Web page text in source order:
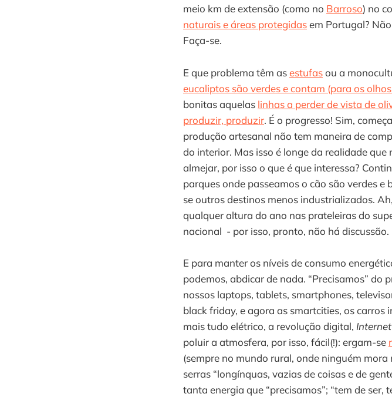
meio km de extensão (como no Barroso) no
naturais e áreas protegidasem Portugal?
Faça-se.
E que problema têm asestufasou a
eucaliptos são verdes e contam (para os
bonitas aquelas linhas a perder de vista de
produzir, produzir. É o progresso! Sim,
produção artesanal não tem maneira de
do interior. Mas isso é longe da realidade
almejar, por isso o que é que interessa?
parques onde passeamos o cão são verdes
se outros destinos menos industrializados.
qualquer altura do ano nas prateleiras do
nacional - por isso, pronto, não há discussão.
E para manter os níveis de consumo
podemos, abdicar de nada. “Precisamos” do
nossos laptops, tablets, smartphones,
black friday, e agora as smartcities, os carros
mais tudo elétrico, a revolução digital,
poluir a atmosfera, por isso, fácil(!): ergam-se
(sempre no mundo rural, onde ninguém
serras “longínquas, vazias de coisas e de
tanta energia que “precisamos”; “tem de ser,